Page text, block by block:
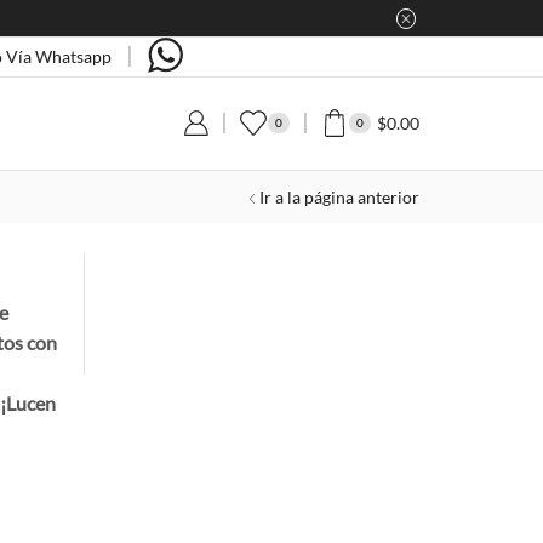
Vía Whatsapp
0 0 $0.00
Ir a la página anterior
con